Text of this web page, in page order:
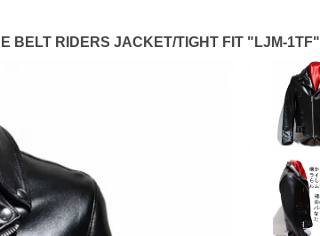
BELT RIDERS JACKET/TIGHT FIT "LJM-1TF"